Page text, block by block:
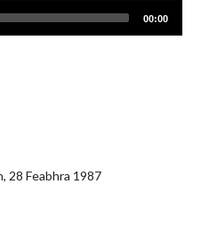
00:00
28 Feabhra 1987